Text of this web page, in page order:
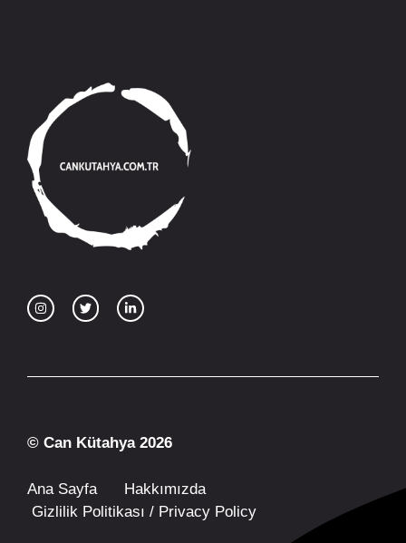
© Can Kütahya 2026
Ana Sayfa
Hakkımızda
Gizlilik Politikası / Privacy Policy